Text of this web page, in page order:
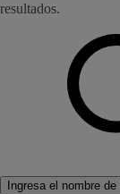
resultados.
Ingresa el nombre